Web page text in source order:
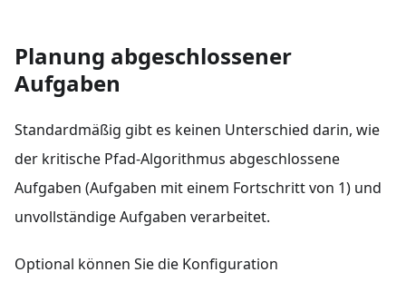
Planung abgeschlossener
Aufgaben
Standardmäßig gibt es keinen Unterschied darin, wie
der kritische Pfad-Algorithmus abgeschlossene
Aufgaben (Aufgaben mit einem Fortschritt von 1) und
unvollständige Aufgaben verarbeitet.
Optional können Sie die Konfiguration